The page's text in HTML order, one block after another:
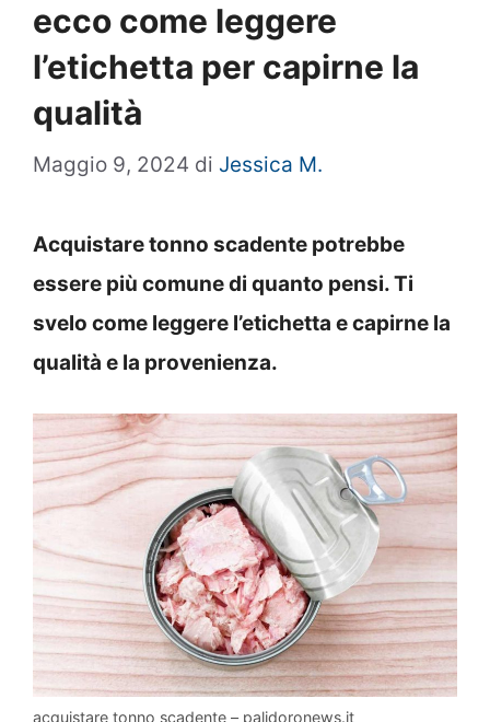
ecco come leggere
l’etichetta per capirne la
qualità
Maggio 9, 2024 di Jessica M.
Acquistare tonno scadente potrebbe
essere più comune di quanto pensi. Ti
svelo come leggere l’etichetta e capirne la
qualità e la provenienza.
acquistare tonno scadente – palidoronews.it